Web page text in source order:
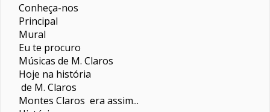
Conheça-nos
Principal
Mural
Eu te procuro
Músicas de M. Claros
Hoje na história
de M. Claros
Montes Claros era assim...